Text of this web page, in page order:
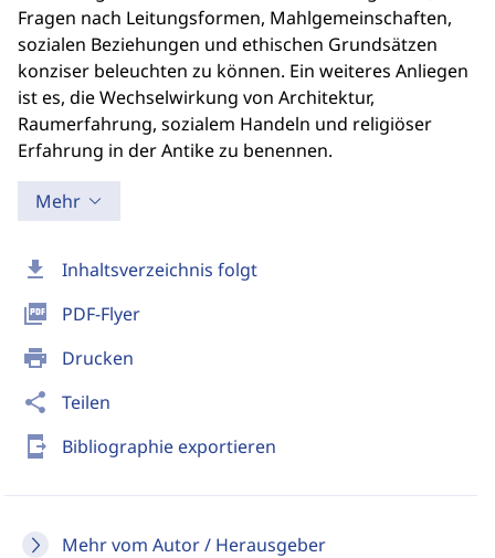
download Inhaltsverzeichnis folgt
picture_as_pdf PDF-Flyer
print Drucken
share Teilen
send_to_mobile Bibliographie exportieren
Mehr vom Autor / Herausgeber
Fragen nach Leitungsformen, Mahlgemeinschaften,
sozialen Beziehungen und ethischen Grundsätzen
konziser beleuchten zu können. Ein weiteres Anliegen
ist es, die Wechselwirkung von Architektur,
Raumerfahrung, sozialem Handeln und religiöser
Erfahrung in der Antike zu benennen.
Mehr